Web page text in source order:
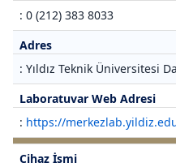
: 0 (212) 383 8033
Adres
: Yıldız Teknik Üniversitesi
Laboratuvar Web Adresi
: https://
Cihaz İsmi